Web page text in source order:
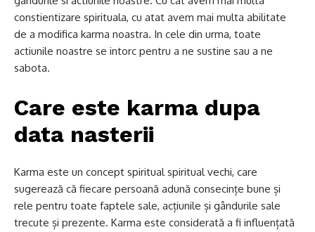
constientizare spirituala, cu atat avem mai multa abilitate
de a modifica karma noastra. In cele din urma, toate
actiunile noastre se intorc pentru a ne sustine sau a ne
sabota.
Care este karma dupa
data nasterii
Karma este un concept spiritual spiritual vechi, care
sugerează că fiecare persoană adună consecințe bune și
rele pentru toate faptele sale, acțiunile și gândurile sale
trecute și prezente. Karma este considerată a fi influențată